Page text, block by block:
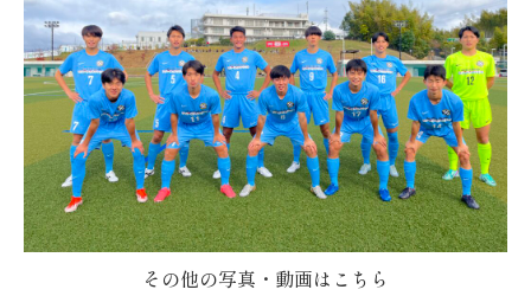
その他の写真・動画はこちら